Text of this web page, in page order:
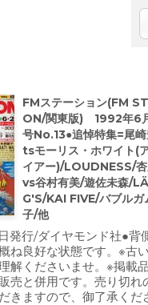
FMステーション(FM
ON/関東版) 1992年6
号No.13●追悼特集=尾
tsモーリス・ホワイト(
イアー)/LOUDNESS/
vs谷村有美/遊佐未森/
G'S/KAI FIVE/バブルガ
子/他
発行/ダイヤモンド社●背
ね良好な状態です。※古
解くださいませ。※掲載
売と併用です。売り切れ
きますので、御了承くだ